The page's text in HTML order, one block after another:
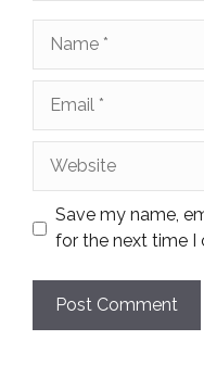
Save my name,
for the next time I